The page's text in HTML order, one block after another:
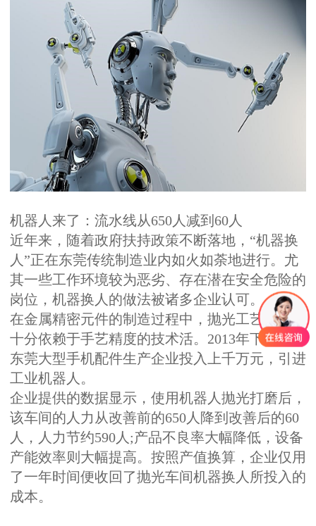
机器人来了：流水线从650人减到60人
近年来，随着政府扶持政策不断落地，“机器换
人”正在东莞传统制造业内如火如荼地进行。尤
其一些工作环境较为恶劣、存在潜在安全危险的
岗位，机器换人的做法被诸多企业认可。
在金属精密元件的制造过程中，抛光工艺一直是
十分依赖于手艺精度的技术活。2013年下半年，
东莞大型手机配件生产企业投入上千万元，引进
工业机器人。
企业提供的数据显示，使用机器人抛光打磨后，
该车间的人力从改善前的650人降到改善后的60
人，人力节约590人;产品不良率大幅降低，设备
产能效率则大幅提高。按照产值换算，企业仅用
了一年时间便收回了抛光车间机器换人所投入的
成本。